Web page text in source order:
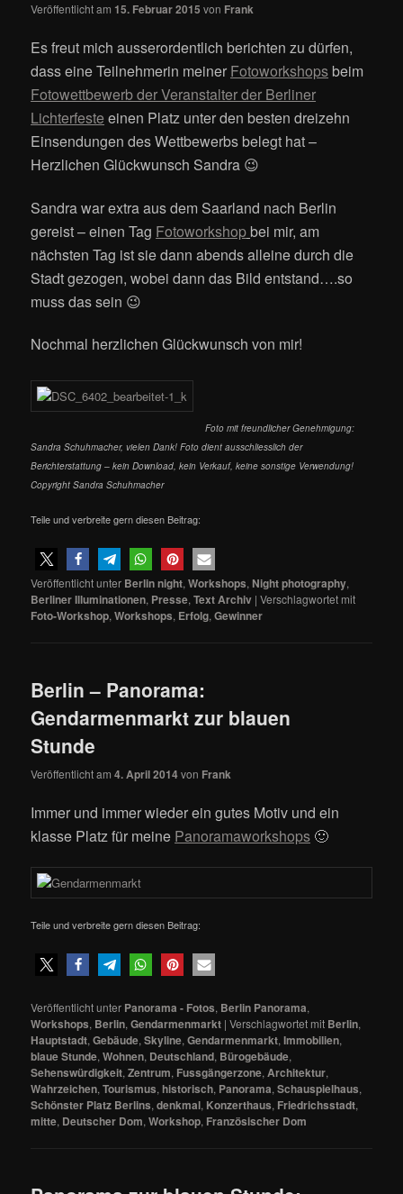
Veröffentlicht am 15. Februar 2015 von Frank
Es freut mich ausserordentlich berichten zu dürfen,
dass eine Teilnehmerin meiner Fotoworkshops beim
Fotowettbewerb der Veranstalter der Berliner
Lichterfeste einen Platz unter den besten dreizehn
Einsendungen des Wettbewerbs belegt hat –
Herzlichen Glückwunsch Sandra 😉
Sandra war extra aus dem Saarland nach Berlin
gereist – einen Tag Fotoworkshop bei mir, am
nächsten Tag ist sie dann abends alleine durch die
Stadt gezogen, wobei dann das Bild entstand….so
muss das sein 😉
Nochmal herzlichen Glückwunsch von mir!
Foto mit freundlicher Genehmigung:
Sandra Schuhmacher, vielen Dank! Foto dient ausschliesslich der
Berichterstattung – kein Download, kein Verkauf, keine sonstige Verwendung!
Copyright Sandra Schuhmacher
Teile und verbreite gern diesen Beitrag:
Veröffentlicht unter Berlin night,Workshops, Night photography,
Berliner Illuminationen, Presse,Text Archiv |Verschlagwortet mit
Foto-Workshop,Workshops, Erfolg,Gewinner
Berlin – Panorama:
Gendarmenmarkt zur blauen
Stunde
Veröffentlicht am4. April 2014von Frank
Immer und immer wieder ein gutes Motiv und ein
klasse Platz für meine Panoramaworkshops 🙂
Teile und verbreite gern diesen Beitrag:
Veröffentlicht unter Panorama - Fotos, Berlin Panorama,
Workshops, Berlin,Gendarmenmarkt |Verschlagwortet mit Berlin,
Hauptstadt,Gebäude,Skyline,Gendarmenmarkt,Immobilien,
blaue Stunde,Wohnen, Deutschland, Bürogebäude,
Sehenswürdigkeit,Zentrum, Fussgängerzone, Architektur,
Wahrzeichen,Tourismus,historisch, Panorama,Schauspielhaus,
Schönster Platz Berlins,denkmal, Konzerthaus, Friedrichsstadt,
mitte, Deutscher Dom,Workshop, Französischer Dom